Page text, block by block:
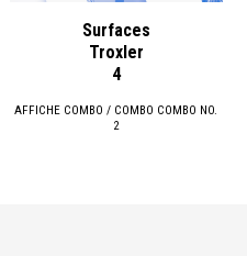
Surfaces
Troxler
4
AFFICHE COMBO / COMBO COMBO NO.
2